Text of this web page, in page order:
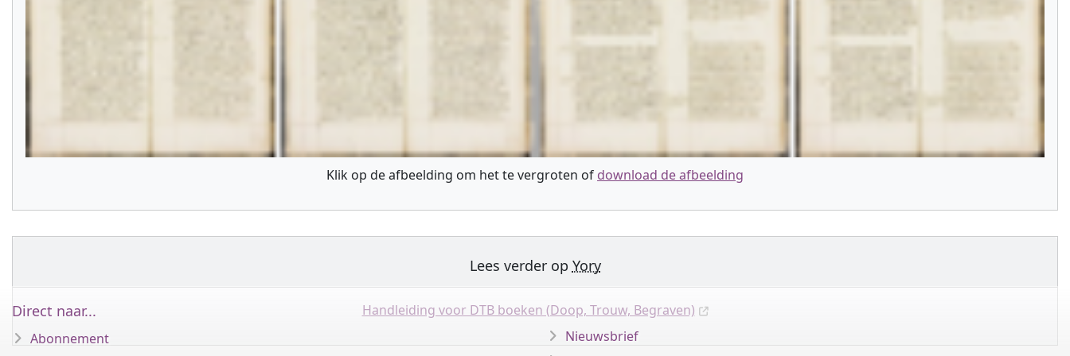
Klik op de afbeelding om het te vergroten of download de afbeelding
Lees verder op Yory
Handleiding voor DTB boeken (Doop, Trouw, Begraven)
Direct naar...
Abonnement
Nieuwsbrief